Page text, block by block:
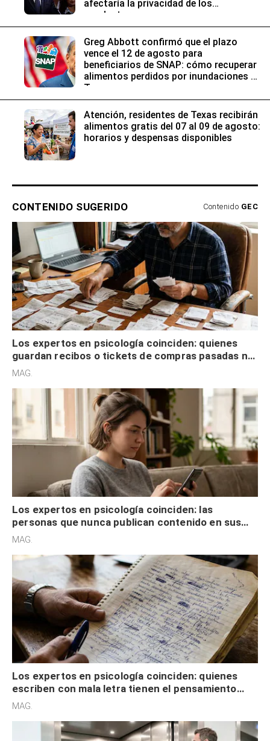
afectaría la privacidad de los
conductores
Greg Abbott confirmó que el plazo
vence el 12 de agosto para
beneficiarios de SNAP: cómo recuperar
alimentos perdidos por inundaciones en
Texas
Atención, residentes de Texas recibirán
alimentos gratis del 07 al 09 de agosto:
horarios y despensas disponibles
CONTENIDO SUGERIDO Contenido GEC
Los expertos en psicología coinciden: quienes
guardan recibos o tickets de compras pasadas no
son acumuladores, sino que tienen necesidad de
MAG.
Los expertos en psicología coinciden: las
personas que nunca publican contenido en sus
redes sociales no pretenden buscar validación
MAG.
Los expertos en psicología coinciden: quienes
escriben con mala letra tienen el pensamiento
acelerado y no lo hacen por desinterés
MAG.